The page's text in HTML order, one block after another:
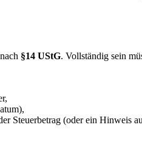
§14 UStG. Vollständig sein
Steuerbetrag (oder ein Hinweis